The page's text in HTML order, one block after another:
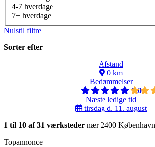
4-7 hverdage
7+ hverdage
Nulstil filtre
Sorter efter
Afstand
0 km
Bedømmelser
5,0
Næste ledige tid
tirsdag d. 11. august
1 til 10 af 31 værksteder nær 2400 København
Topannonce